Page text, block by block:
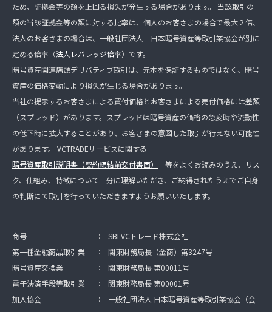
ため、証拠金等の額を上回る損失が発生する場合があります。 当該取引の
額の当該証拠金等の額に対する比率は、個人のお客さまの場合で最大２倍、
法人のお客さまの場合は、一般社団法人 日本暗号資産等取引業協会が別に
定める倍率（法人レバレッジ倍率）です。
暗号資産関連店頭デリバティブ取引は、元本を保証するものではなく、暗号
資産の価格変動により損失が生じる場合があります。
当社の提示するお客さまによる買付価格とお客さまによる売付価格には差額
（スプレッド）があります。スプレッドは暗号資産の価格の急変時や流動性
の低下時に拡大することがあり、お客さまの意図した取引が行えない可能性
があります。 VCTRADEサービスに関する「
暗号資産取引説明書（契約締結前交付書面）
」等をよくお読みのうえ、リス
ク、仕組み、特徴について十分に理解いただき、ご納得されたうえでご自身
の判断にて取引を行っていただきますようお願いいたします。
商号 ：
SBI VCトレード株式会社
第一種金融商品取引業
：
関東財務局長（金商）第3247号
暗号資産交換業
：
関東財務局長 第00011号
電子決済手段等取引業
：
関東財務局長 第00001号
加入協会
：
一般社団法人 日本暗号資産等取引業協会（会